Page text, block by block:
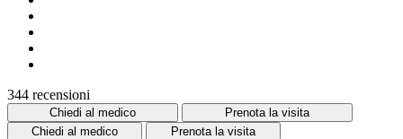
344 recensioni
Chiedi al medico
Prenota la visita
Chiedi al medico
Prenota la visita